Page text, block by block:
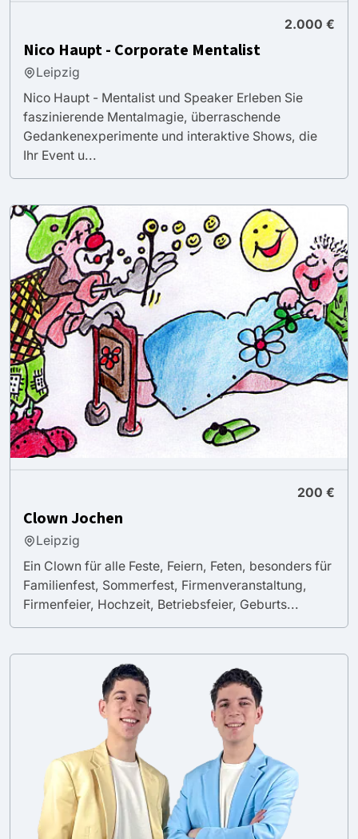
2.000 €
Nico Haupt - Corporate Mentalist
Leipzig
Nico Haupt - Mentalist und Speaker Erleben Sie
faszinierende Mentalmagie, überraschende
Gedankenexperimente und interaktive Shows, die
Ihr Event u...
200 €
Clown Jochen
Leipzig
Ein Clown für alle Feste, Feiern, Feten, besonders für
Familienfest, Sommerfest, Firmenveranstaltung,
Firmenfeier, Hochzeit, Betriebsfeier, Geburts...